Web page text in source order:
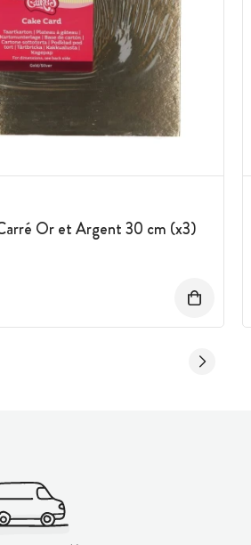
Or et Argent 30 cm (x3)